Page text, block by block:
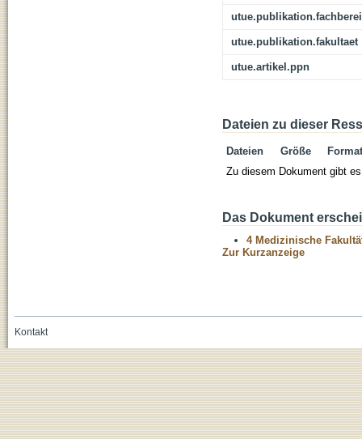
utue.publikation.fakultaet
utue.artikel.ppn
Dateien zu dieser
Dateien Größe
Format
Zu diesem Dokument gibt
Das Dokument
4 Medizinische
Zur Kurzanzeige
Kontakt